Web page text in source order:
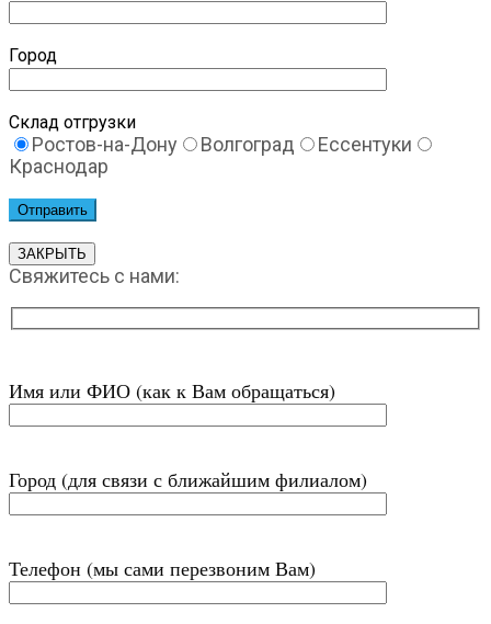
Город
Склад отгрузки
Ростов-на-Дону Волгоград
Ессентуки
Краснодар
ЗАКРЫТЬ
Свяжитесь с нами:
Имя или ФИО (как к Вам обращаться)
Город (для связи с ближайшим филиалом)
Телефон (мы сами перезвоним Вам)